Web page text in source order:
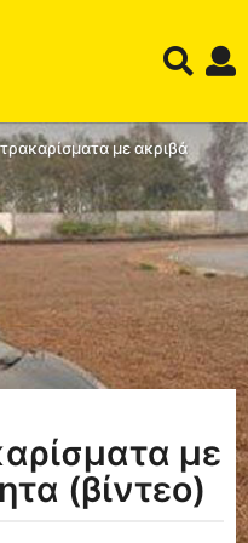
με ακριβά
με
(βίντεο)